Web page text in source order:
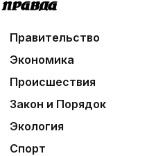
Правительство
Экономика
Происшествия
Закон и Порядок
Экология
Спорт